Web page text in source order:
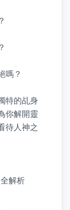
嗎？
特的乩身
你解開靈
待人神之
解析